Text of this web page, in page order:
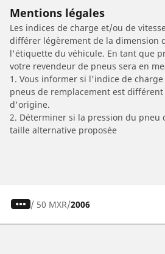
Mentions légales
Les indices de charge et/ou de
différer légèrement de la dimension
l'étiquette du véhicule. En tant que
votre revendeur de pneus sera en
1. Vous informer si l'indice de
pneus de remplacement est
d'origine.
2. Déterminer si la pression du pneu
taille alternative proposée
/ 50 MXR 2006